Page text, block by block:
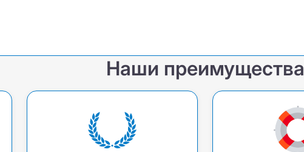
Наши преимущества